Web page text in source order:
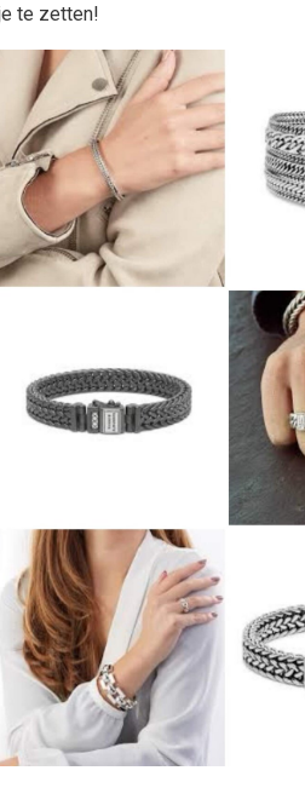
te zetten!